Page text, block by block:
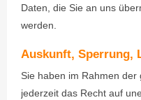
Daten, die Sie an uns
werden.
Auskunft, Sperrung,
Sie haben im Rahmen
jederzeit das Recht auf